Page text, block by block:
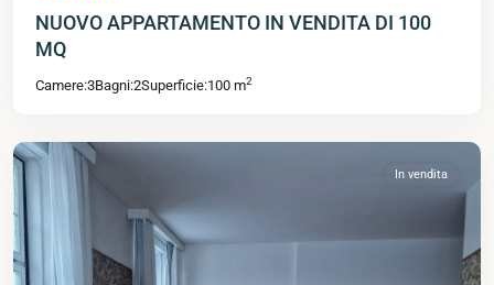
NUOVO APPARTAMENTO IN VENDITA DI 100
MQ
Camere:3Bagni:2Superficie:100 m2
In vendita